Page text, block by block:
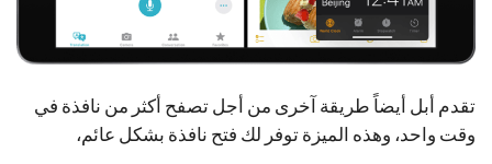
تقدم أبل أيضاً طريقة آخرى من أجل تصفح أكثر من نافذة في
وقت واحد، وهذه الميزة توفر لك فتح نافذة بشكل عائم،